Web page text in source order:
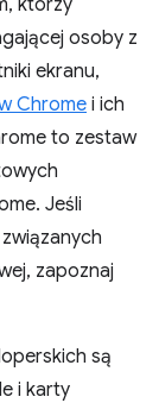
którzy
osoby z
ekranu,
Chromei ich
to zestaw
Jeśli
zapoznaj
są
i karty